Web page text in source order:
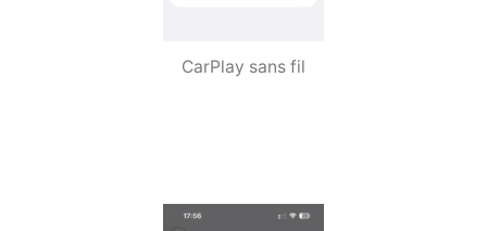
CarPlay sans fil